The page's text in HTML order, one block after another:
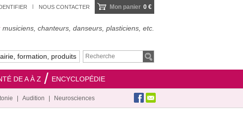
NOUS CONTACTER Mon panier 0 €
musiciens, chanteurs, danseurs, plasticiens, etc.
formation, produits
DE A À Z ENCYCLOPÉDIE
Audition Neurosciences